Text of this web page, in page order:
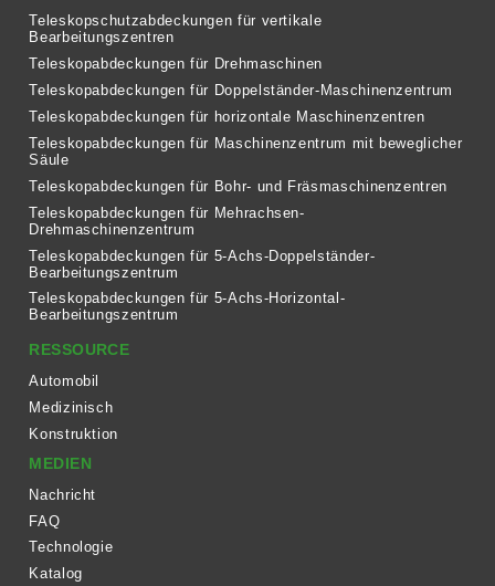
Teleskopschutzabdeckungen für vertikale
Bearbeitungszentren
Teleskopabdeckungen für Drehmaschinen
Teleskopabdeckungen für Doppelständer-Maschinenzentrum
Teleskopabdeckungen für horizontale Maschinenzentren
Teleskopabdeckungen für Maschinenzentrum mit beweglicher
Säule
Teleskopabdeckungen für Bohr- und Fräsmaschinenzentren
Teleskopabdeckungen für Mehrachsen-
Drehmaschinenzentrum
Teleskopabdeckungen für 5-Achs-Doppelständer-
Bearbeitungszentrum
Teleskopabdeckungen für 5-Achs-Horizontal-
Bearbeitungszentrum
RESSOURCE
Automobil
Medizinisch
Konstruktion
MEDIEN
Nachricht
FAQ
Technologie
Katalog